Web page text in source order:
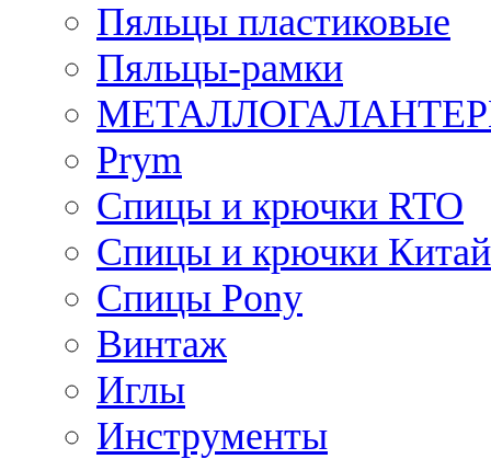
Пяльцы пластиковые
Пяльцы-рамки
Prym
Спицы и крючки RTO
Спицы и крючки Китай
Спицы Pony
Винтаж
Иглы
Инструменты